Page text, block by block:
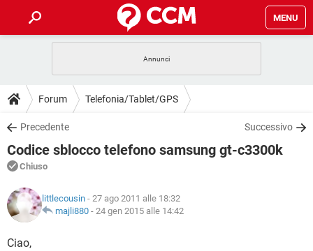
MENU
INTRATTENIMENTO ANDROID
iOS
INSTAGRAM WHATSAPP
TIKTOK
HARDWARE
GUIDE
COVID-19 GAMING
iOS
INSTAGRAM
TIKTOK FACEBOOK
DOWNLOAD
COVID-19 GAMING
INTRATTENIMENTO
iOS WINDOWS 10
INSTAGRAM
TIKTOK
FORUM
COVID-19
INTRATTENIMENTO ANDROID
GLOSSARIO
COVID-19
INTRATTENIMENTO
Forum Telefonia/Tablet/GPS
Precedente Successivo
Codice sblocco telefono samsung gt-c3300k
Chiuso
littlecousin - 27 ago 2011 alle 18:32
majli880 - 24 gen 2015 alle 14:42
Ciao,